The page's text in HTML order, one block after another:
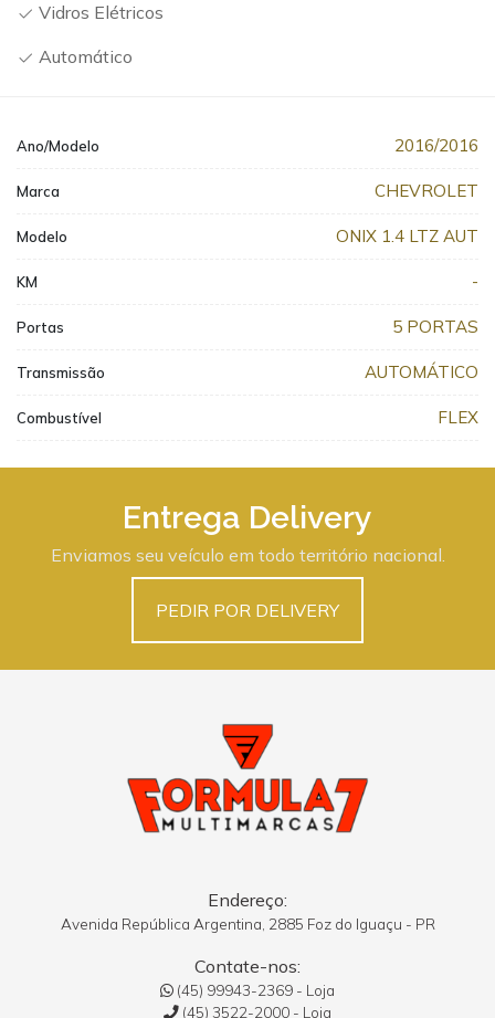
Ano/Modelo 2016/2016
Marca CHEVROLET
Modelo ONIX 1.4 LTZ AUT
KM -
Portas 5 PORTAS
Transmissão AUTOMÁTICO
Combustível FLEX
Vidros Elétricos
Automático
Entrega Delivery
Enviamos seu veículo em todo território nacional.
PEDIR POR DELIVERY
Endereço:
Avenida República Argentina, 2885 Foz do Iguaçu - PR
Contate-nos:
(45) 99943-2369 - Loja
(45) 3522-2000 - Loja